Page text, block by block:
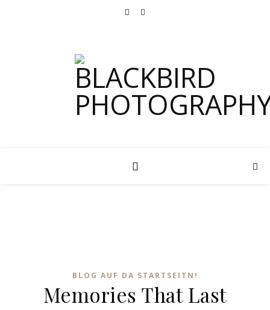
BLOG AUF DA STARTSEITN!
Memories That Last